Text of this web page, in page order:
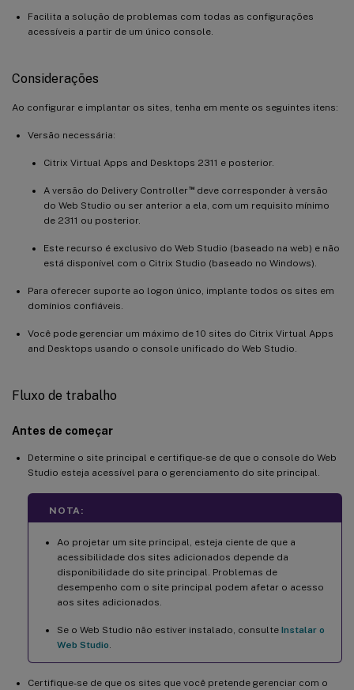
Facilita a solução de problemas com todas as configurações
acessíveis a partir de um único console.
Considerações
Ao configurar e implantar os sites, tenha em mente os seguintes itens:
Versão necessária:
Citrix Virtual Apps and Desktops 2311 e posterior.
A versão do Delivery Controller™deve corresponder à versão
do Web Studio ou ser anterior a ela, com um requisito mínimo
de 2311 ou posterior.
Este recurso é exclusivo do Web Studio (baseado na web) e não
está disponível com o Citrix Studio (baseado no Windows).
Para oferecer suporte ao logon único, implante todos os sites em
domínios confiáveis.
Você pode gerenciar um máximo de 10 sites do Citrix Virtual Apps
and Desktops usando o console unificado do Web Studio.
Fluxo de trabalho
Antes de começar
Determine o site principal e certifique-se de que o console do Web
Studio esteja acessível para o gerenciamento do site principal.
NOTA:
Ao projetar um site principal, esteja ciente de que a
acessibilidade dos sites adicionados depende da
disponibilidade do site principal. Problemas de
desempenho com o site principal podem afetar o acesso
aos sites adicionados.
Se o Web Studio não estiver instalado, consulte Instalar o
Web Studio.
Certifique-se de que os sites que você pretende gerenciar com o